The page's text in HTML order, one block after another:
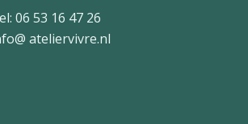
06 53 16 47 26
ateliervivre.nl